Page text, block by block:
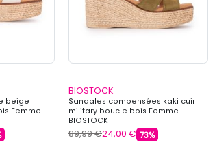
beige
Femme
BIOSTOCK
Sandales compensées kaki cuir
military boucle bois Femme
BIOSTOCK
89,99 €24,00 € 73%